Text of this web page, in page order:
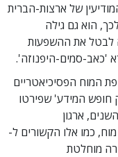
של ארצות-הברית
הוא גם גילה
לבטל את ההשפעות
'כאב-סמים-היפנוזה'.
המוח הפסיכיאטריים
המידע' שפירטו
ארגון
כמו אלו הקשורים ל-
מוחלטת